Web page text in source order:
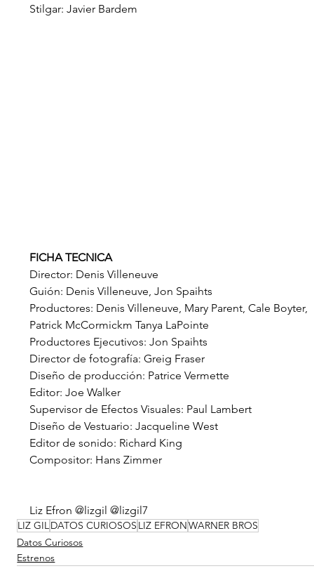
Stilgar: Javier Bardem
FICHA TECNICA
Director: Denis Villeneuve
Guión: Denis Villeneuve, Jon Spaihts
Productores: Denis Villeneuve, Mary Parent, Cale Boyter,
Patrick McCormickm Tanya LaPointe
Productores Ejecutivos: Jon Spaihts
Director de fotografía: Greig Fraser
Diseño de producción: Patrice Vermette
Editor: Joe Walker
Supervisor de Efectos Visuales: Paul Lambert
Diseño de Vestuario: Jacqueline West
Editor de sonido: Richard King
Compositor: Hans Zimmer
Liz Efron @lizgil @lizgil7
LIZ GILDATOS CURIOSOS LIZ EFRONWARNER BROS
Datos Curiosos
Estrenos